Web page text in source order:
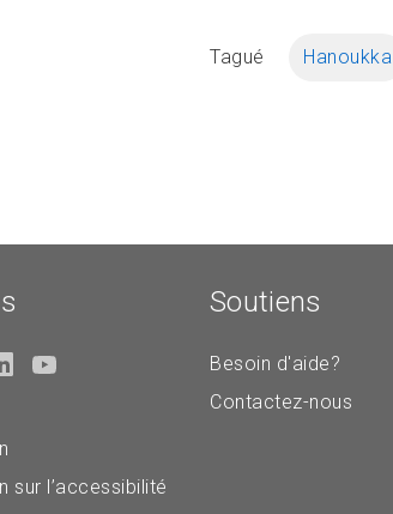
Tagué Hanoukka
sur l’accessibilité
Soutiens
Besoin d'aide?
Contactez-nous